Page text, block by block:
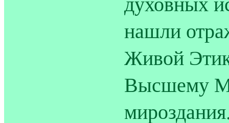
нашли
Живой
Высшему